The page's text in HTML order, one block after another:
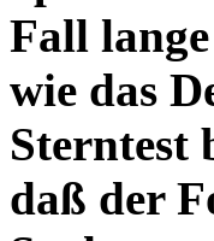
Fall
wie das
Sterntest
daß der